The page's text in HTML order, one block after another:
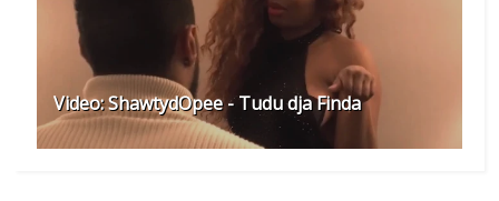
Video: ShawtydOpee - Tudu dja Finda